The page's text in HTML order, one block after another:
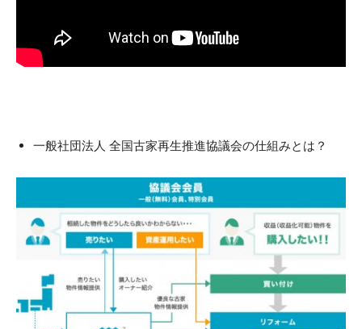
一般社団法人 全国古家再生推進協議会の仕組みとは？